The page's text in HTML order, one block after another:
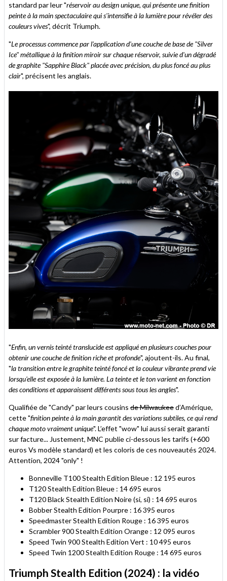
standard par leur "réservoir au design unique, qui présente une finition
peinte à la main spectaculaire qui s'intensifie à la lumière pour révéler des
couleurs vives", décrit Triumph.
"Le processus commence par l'application d'une couche de base de "Silver
Ice" métallique à la finition miroir sur chaque réservoir, suivie d'un dégradé
de graphite "Sapphire Black" placée avec précision, du plus foncé au plus
clair", précisent les anglais.
"Enfin, un vernis teinté translucide est appliqué en plusieurs couches pour
obtenir une couche de finition riche et profonde", ajoutent-ils. Au final,
"la transition entre le graphite teinté foncé et la couleur vibrante prend vie
lorsqu'elle est exposée à la lumière. La teinte et le ton varient en fonction
des conditions et apparaissent différents sous tous les angles".
Qualifiée de "Candy" par leurs cousins de Milwaukeed’Amérique,
cette "finition peinte à la main garantit des variations subtiles, ce qui rend
chaque moto vraiment unique". L’effet "wow" lui aussi serait garanti
sur facture... Justement, MNC publie ci-dessous les tarifs (+600
euros Vs modèle standard) et les coloris de ces nouveautés 2024.
Attention, 2024 "only" !
Bonneville T100 Stealth Edition Bleue : 12 195 euros
T120 Stealth Edition Bleue : 14 695 euros
T120 Black Stealth Edition Noire (si, si) : 14 695 euros
Bobber Stealth Edition Pourpre : 16 395 euros
Speedmaster Stealth Edition Rouge : 16 395 euros
Scrambler 900 Stealth Edition Orange : 12 095 euros
Speed Twin 900 Stealth Edition Vert : 10 495 euros
Speed Twin 1200 Stealth Edition Rouge : 14 695 euros
Triumph Stealth Edition (2024) : la vidéo